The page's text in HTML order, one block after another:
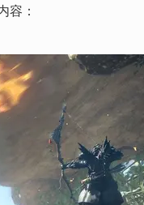
容：